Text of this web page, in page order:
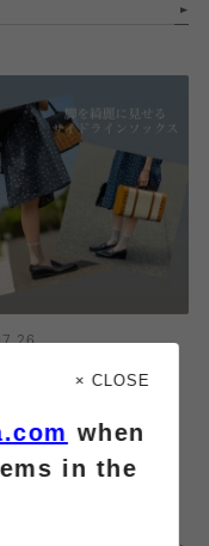
ルミネ横浜店
× CLOSE
when
in the